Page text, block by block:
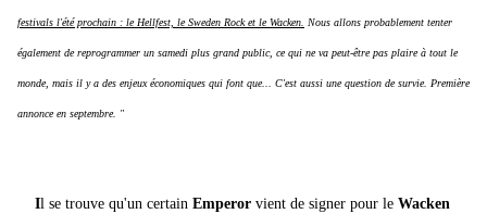
festivals l'été prochain : le Hellfest, le Sweden Rock et le Wacken. Nous allons probablement tenter
également de reprogrammer un samedi plus grand public, ce qui ne va peut-être pas plaire à tout le
monde, mais il y a des enjeux économiques qui font que... C'est aussi une question de survie. Première
annonce en septembre. "
Il se trouve qu'un certain Emperor vient de signer pour le Wacken